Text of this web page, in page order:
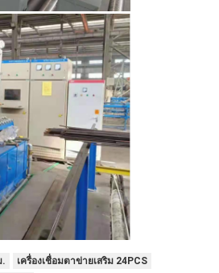
.
เครื่องเชื่อมตาข่ายเสริม 24PCS